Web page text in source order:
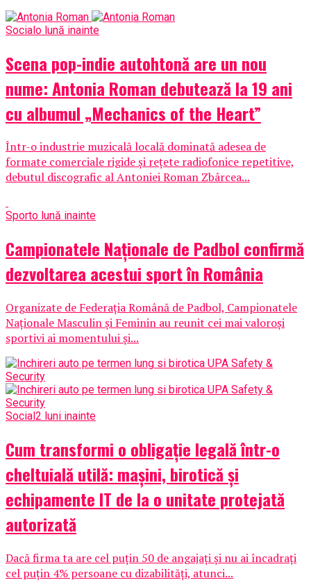
Socialo lună inainte
Scena pop-indie autohtonă are un nou
nume: Antonia Roman debutează la 19 ani
cu albumul „Mechanics of the Heart”
Într-o industrie muzicală locală dominată adesea de
formate comerciale rigide și rețete radiofonice repetitive,
debutul discografic al Antoniei Roman Zbârcea...
Sporto lună inainte
Campionatele Naționale de Padbol confirmă
dezvoltarea acestui sport în România
Organizate de Federația Română de Padbol, Campionatele
Naționale Masculin și Feminin au reunit cei mai valoroși
sportivi ai momentului și...
Social 2 luni inainte
Cum transformi o obligație legală într-o
cheltuială utilă: mașini, birotică și
echipamente IT de la o unitate protejată
autorizată
Dacă firma ta are cel puțin 50 de angajați și nu ai încadrați
cel puțin 4% persoane cu dizabilități, atunci...